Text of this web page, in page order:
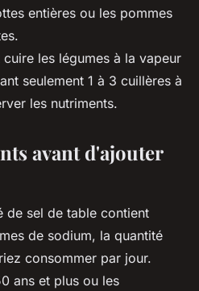
entières ou les pommes
les légumes à la vapeur
seulement 1 à 3 cuillères à
les nutriments.
avant d'ajouter
de sel de table contient
de sodium, la quantité
consommer par jour.
ans et plus ou les